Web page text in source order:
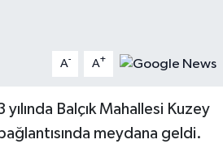
A- A+
Balçık Mahallesi Kuzey
meydana geldi.